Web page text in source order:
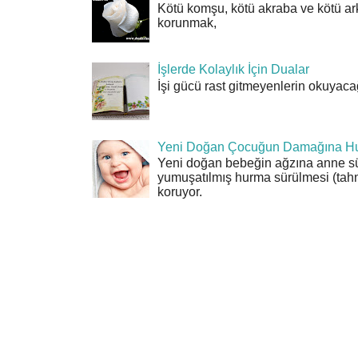
Kötü komşu, kötü akraba ve kötü
korunmak,
İşlerde Kolaylık İçin Dualar
İşi gücü rast gitmeyenlerin
Yeni Doğan Çocuğun Damağına
Yeni doğan bebeğin ağzına anne
yumuşatılmış hurma sürülmesi
koruyor.